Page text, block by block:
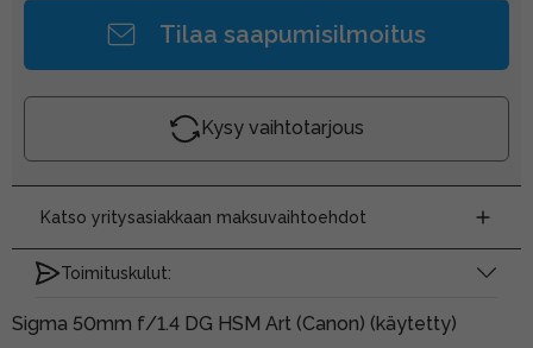
Tilaa saapumisilmoitus
Kysy vaihtotarjous
Katso yritysasiakkaan maksuvaihtoehdot
Toimituskulut:
Sigma 50mm f/1.4 DG HSM Art (Canon) (käytetty)